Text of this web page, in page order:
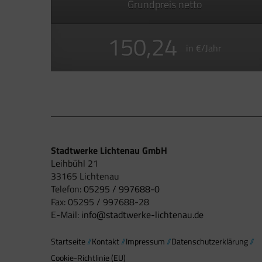
Grundpreis netto
150,24 in €/Jahr
Stadtwerke Lichtenau GmbH
Leihbühl 21
33165 Lichtenau
Telefon:05295 / 997688-0
Fax: 05295 / 997688-28
E-Mail: info@stadtwerke-lichtenau.de
Startseite Kontakt Impressum Datenschutzerklärung
Cookie-Richtlinie (EU)